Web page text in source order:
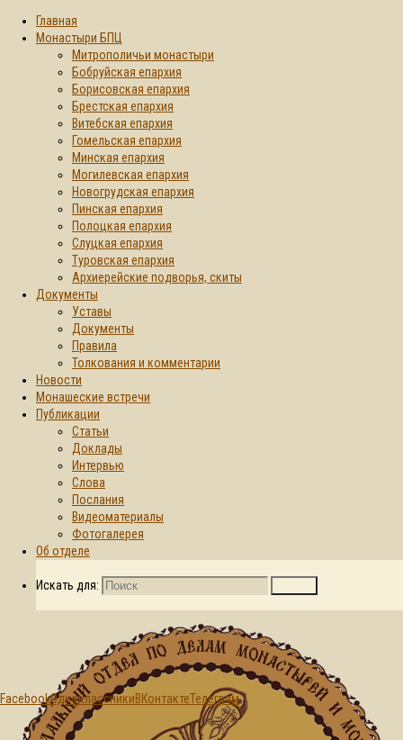
Главная
Монастыри БПЦ
Митрополичьи монастыри
Бобруйская епархия
Борисовская епархия
Брестская епархия
Витебская епархия
Гомельская епархия
Минская епархия
Могилевская епархия
Новогрудская епархия
Пинская епархия
Полоцкая епархия
Слуцкая епархия
Туровская епархия
Архиерейские подворья, скиты
Документы
Уставы
Документы
Правила
Толкования и комментарии
Новости
Монашеские встречи
Публикации
Статьи
Доклады
Интервью
Слова
Послания
Видеоматериалы
Фотогалерея
Об отделе
Искать для:
FacebookОдноклассникиВКонтактеТелеграм
Светлое
Христово
Воскресение
© 2015-2026. Синодальный отдел по
делам монастырей и монашеству БПЦ